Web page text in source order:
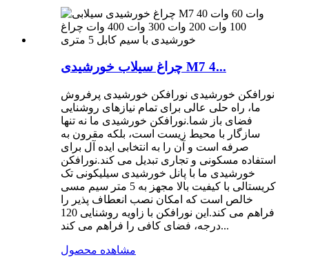
چراغ سیلاب خورشیدی M7 4...
نورافکن خورشیدی نورافکن خورشیدی پرفروش
ما، راه حلی عالی برای تمام نیازهای روشنایی
فضای باز شما.نورافکن خورشیدی ما نه تنها
سازگار با محیط زیست است، بلکه مقرون به
صرفه است و آن را به انتخابی ایده آل برای
استفاده مسکونی و تجاری تبدیل می کند.نورافکن
خورشیدی ما با پانل خورشیدی سیلیکونی تک
کریستالی با کیفیت بالا مجهز به 5 متر سیم مسی
خالص است که امکان نصب انعطاف پذیر را
فراهم می کند.این نورافکن با زاویه روشنایی 120
درجه، فضای کافی را فراهم می کند...
مشاهده محصول